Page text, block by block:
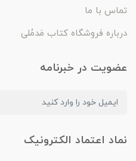
تماس با ما
درباره فروشگاه کتاب مَدمُلی
عضویت در خبرنامه
نماد اعتماد الکترونیک